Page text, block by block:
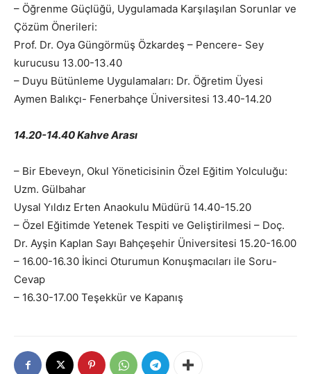
– Öğrenme Güçlüğü, Uygulamada Karşılaşılan Sorunlar ve
Çözüm Önerileri:
Prof. Dr. Oya Güngörmüş Özkardeş – Pencere- Sey
kurucusu 13.00-13.40
– Duyu Bütünleme Uygulamaları: Dr. Öğretim Üyesi
Aymen Balıkçı- Fenerbahçe Üniversitesi 13.40-14.20
14.20-14.40 Kahve Arası
– Bir Ebeveyn, Okul Yöneticisinin Özel Eğitim Yolculuğu:
Uzm. Gülbahar
Uysal Yıldız Erten Anaokulu Müdürü 14.40-15.20
– Özel Eğitimde Yetenek Tespiti ve Geliştirilmesi – Doç.
Dr. Ayşin Kaplan Sayı Bahçeşehir Üniversitesi 15.20-16.00
– 16.00-16.30 İkinci Oturumun Konuşmacıları ile Soru-
Cevap
– 16.30-17.00 Teşekkür ve Kapanış